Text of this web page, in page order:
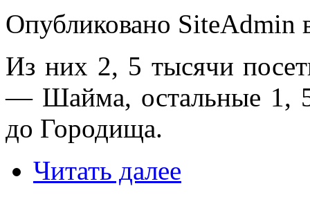
Опубликовано SiteAdmin
Из них 2, 5 тысячи
— Шайма, остальные 1, 5
до Городища.
Читать далее